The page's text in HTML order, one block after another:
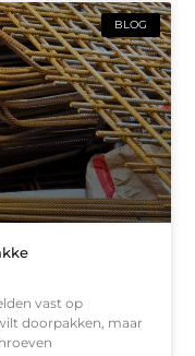
BLOG
vast op
doorpakken, maar